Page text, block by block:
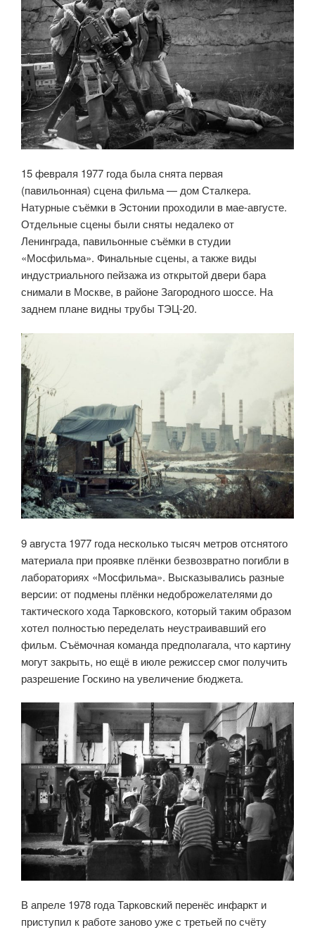
15 февраля 1977 года была снята первая
(павильонная) сцена фильма — дом Сталкера.
Натурные съёмки в Эстонии проходили в мае-августе.
Отдельные сцены были сняты недалеко от
Ленинграда, павильонные съёмки в студии
«Мосфильма». Финальные сцены, а также виды
индустриального пейзажа из открытой двери бара
снимали в Москве, в районе Загородного шоссе. На
заднем плане видны трубы ТЭЦ-20.
9 августа 1977 года несколько тысяч метров отснятого
материала при проявке плёнки безвозвратно погибли в
лабораториях «Мосфильма». Высказывались разные
версии: от подмены плёнки недоброжелателями до
тактического хода Тарковского, который таким образом
хотел полностью переделать неустраивавший его
фильм. Съёмочная команда предполагала, что картину
могут закрыть, но ещё в июле режиссер смог получить
разрешение Госкино на увеличение бюджета.
В апреле 1978 года Тарковский перенёс инфаркт и
приступил к работе заново уже с третьей по счёту